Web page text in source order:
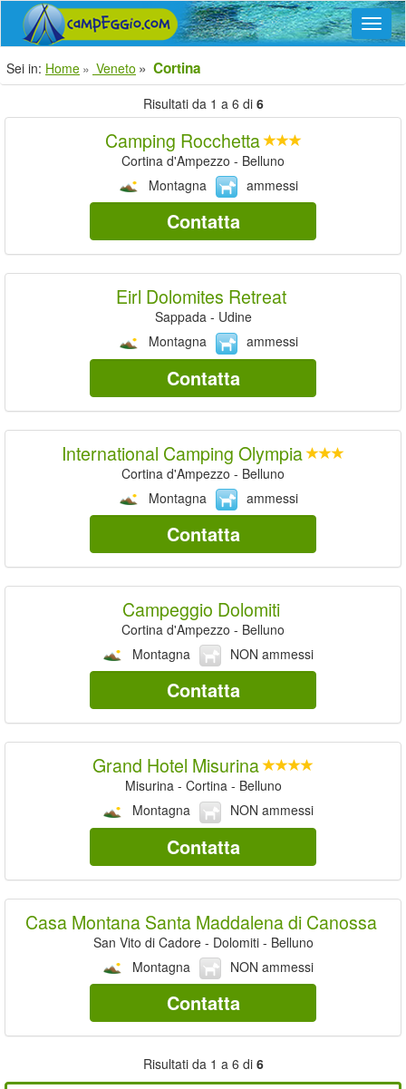
Sei in: Home Veneto Cortina
Risultati da 1 a 6 di 6
Camping Rocchetta
Cortina d'Ampezzo - Belluno
Montagna
ammessi
Contatta
Eirl Dolomites Retreat
Sappada - Udine
Montagna
ammessi
Contatta
International Camping Olympia
Cortina d'Ampezzo - Belluno
Montagna
ammessi
Contatta
Campeggio Dolomiti
Cortina d'Ampezzo - Belluno
Montagna
NON ammessi
Contatta
Grand Hotel Misurina
Misurina - Cortina - Belluno
Montagna
NON ammessi
Contatta
Casa Montana Santa Maddalena di Canossa
San Vito di Cadore - Dolomiti - Belluno
Montagna
NON ammessi
Contatta
Risultati da 1 a 6 di 6